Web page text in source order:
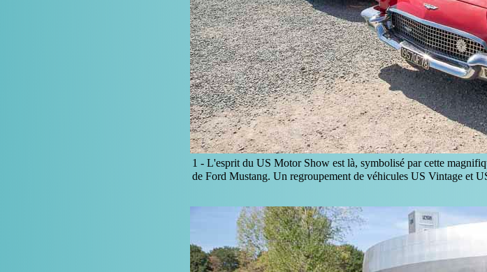
1 -L'esprit du US Motor Show est là, symbolisé par cette
de Ford Mustang. Un regroupement de véhicules US Vintage et